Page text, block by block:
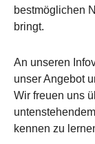
bestmöglichen
bringt.
An unseren
unser Angebot
Wir freuen uns
kennen zu